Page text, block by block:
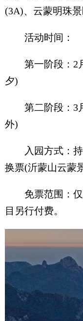
(3A)、云蒙明珠
活动时间：
第一阶段：2月
夕)
第二阶段：3月
外)
入园方式：持
换票(沂蒙山云蒙
免票范围：仅
目另行付费。